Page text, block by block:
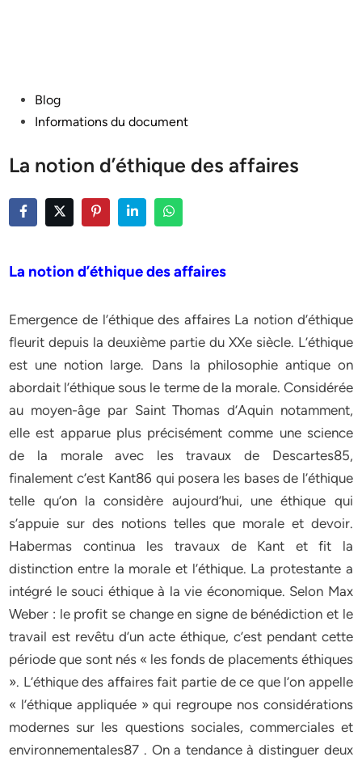
PostedBlog
Informations du document
La notion d’éthique des affaires
La notion d’éthique des affaires
Emergence de l’éthique des affaires La notion d’éthique
fleurit depuis la deuxième partie du XXe siècle. L’éthique
est une notion large. Dans la philosophie antique on
abordait l’éthique sous le terme de la morale. Considérée
au moyen-âge par Saint Thomas d’Aquin notamment,
elle est apparue plus précisément comme une science
de la morale avec les travaux de Descartes85,
finalement c’est Kant86 qui posera les bases de l’éthique
telle qu’on la considère aujourd’hui, une éthique qui
s’appuie sur des notions telles que morale et devoir.
Habermas continua les travaux de Kant et fit la
distinction entre la morale et l’éthique. La protestante a
intégré le souci éthique à la vie économique. Selon Max
Weber : le profit se change en signe de bénédiction et le
travail est revêtu d’un acte éthique, c’est pendant cette
période que sont nés « les fonds de placements éthiques
». L’éthique des affaires fait partie de ce que l’on appelle
« l’éthique appliquée » qui regroupe nos considérations
modernes sur les questions sociales, commerciales et
environnementales87 . On a tendance à distinguer deux